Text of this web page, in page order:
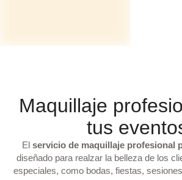
Maquillaje
tus
El servicio de maquillaje profesional
diseñado para realzar la belleza de los
especiales, como bodas, fiestas,